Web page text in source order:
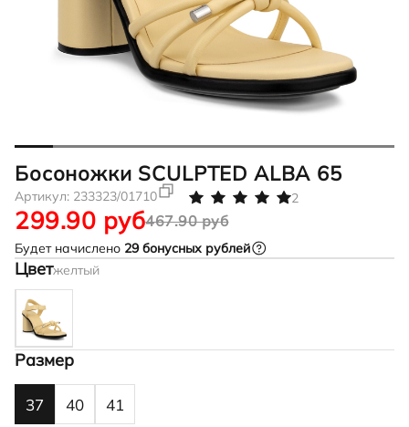
Босоножки SCULPTED ALBA 65
Артикул: 233323/01710 2
467.90 руб
299.90 руб
Будет начислено 29бонусных рублей
Цветжелтый
Размер
37 40 41